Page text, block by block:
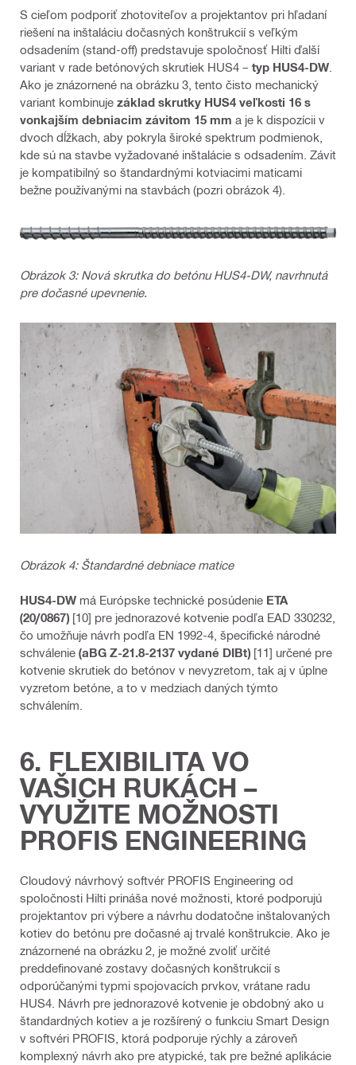
S cieľom podporiť zhotoviteľov a projektantov pri hľadaní
riešení na inštaláciu dočasných konštrukcií s veľkým
odsadením (stand-off) predstavuje spoločnosť Hilti ďalší
variant v rade betónových skrutiek HUS4 – typ HUS4-DW
Ako je znázornené na obrázku 3, tento čisto mechanický
variant kombinuje základ skrutky HUS4 veľkosti 16 s
vonkajším debniacim závitom 15 mm a je k dispozícii v
dvoch dĺžkach, aby pokryla široké spektrum podmienok,
kde sú na stavbe vyžadované inštalácie s odsadením. Závit
je kompatibilný so štandardnými kotviacimi maticami
bežne používanými na stavbách (pozri obrázok 4).
Obrázok 3: Nová skrutka do betónu HUS4-DW, navrhnutá
pre dočasné upevnenie.
Obrázok 4: Štandardné debniace matice
HUS4-DW má Európske technické posúdenie ETA
(20/0867) [10] pre jednorazové kotvenie podľa EAD 330232,
čo umožňuje návrh podľa EN 1992-4, špecifické národné
schválenie (aBG Z-21.8-2137 vydané DIBt) [11] určené pre
kotvenie skrutiek do betónov v nevyzretom, tak aj v úplne
vyzretom betóne, a to v medziach daných týmto
schválením.
6. FLEXIBILITA VO
VAŠICH RUKÁCH –
VYUŽITE MOŽNOSTI
PROFIS ENGINEERING
Cloudový návrhový softvér PROFIS Engineering od
spoločnosti Hilti prináša nové možnosti, ktoré podporujú
projektantov pri výbere a návrhu dodatočne inštalovaných
kotiev do betónu pre dočasné aj trvalé konštrukcie. Ako je
znázornené na obrázku 2, je možné zvoliť určité
preddefinované zostavy dočasných konštrukcií s
odporúčanými typmi spojovacích prvkov, vrátane radu
HUS4. Návrh pre jednorazové kotvenie je obdobný ako u
štandardných kotiev a je rozšírený o funkciu Smart Design
v softvéri PROFIS, ktorá podporuje rýchly a zároveň
komplexný návrh ako pre atypické, tak pre bežné aplikácie